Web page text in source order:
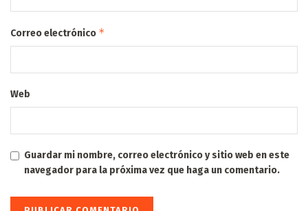
Correo electrónico *
Web
Guardar mi nombre, correo electrónico y sitio web en este
navegador para la próxima vez que haga un comentario.